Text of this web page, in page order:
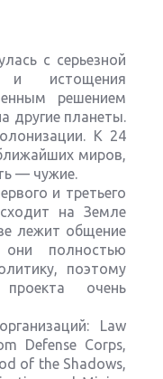
с серьезной
и истощения
решением
другие планеты.
К 24
миров,
— чужие.
и третьего
на Земле
лежит общение
они полностью
поэтому
очень
Law
Defense Corps,
of the Shadows,